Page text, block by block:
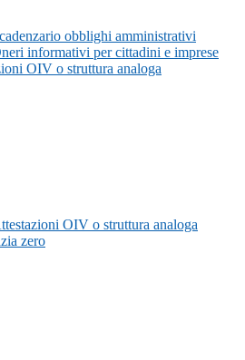
obblighi amministrativi
informativi per cittadini e imprese
OIV o struttura analoga
OIV o struttura analoga
zero